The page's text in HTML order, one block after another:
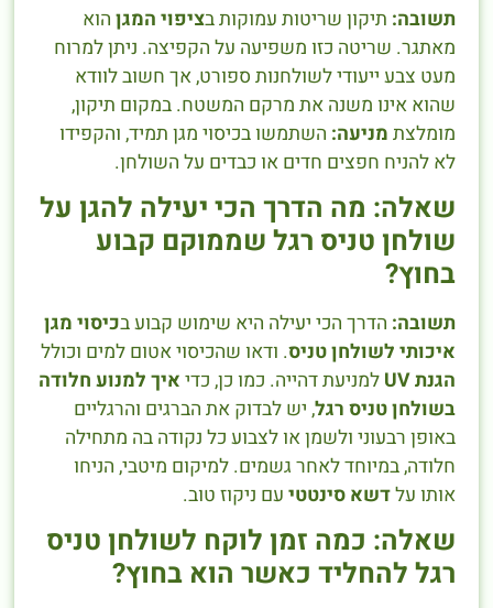
תשובה: תיקון שריטות עמוקות בציפוי המגן הוא
מאתגר. שריטה כזו משפיעה על הקפיצה. ניתן למרוח
מעט צבע ייעודי לשולחנות ספורט, אך חשוב לוודא
שהוא אינו משנה את מרקם המשטח. במקום תיקון,
מומלצת מניעה: השתמשו בכיסוי מגן תמיד, והקפידו
לא להניח חפצים חדים או כבדים על השולחן.
שאלה: מה הדרך הכי יעילה להגן על
שולחן טניס רגל שממוקם קבוע
בחוץ?
תשובה: הדרך הכי יעילה היא שימוש קבוע בכיסוי מגן
איכותי לשולחן טניס. ודאו שהכיסוי אטום למים וכולל
הגנת UV
למניעת דהייה. כמו כן, כדי איך למנוע חלודה
בשולחן טניס רגל, יש לבדוק את הברגים והרגליים
באופן רבעוני ולשמן או לצבוע כל נקודה בה מתחילה
חלודה, במיוחד לאחר גשמים. למיקום מיטבי, הניחו
אותו עלדשא סינטטי עם ניקוז טוב.
שאלה: כמה זמן לוקח לשולחן טניס
רגל להחליד כאשר הוא בחוץ?